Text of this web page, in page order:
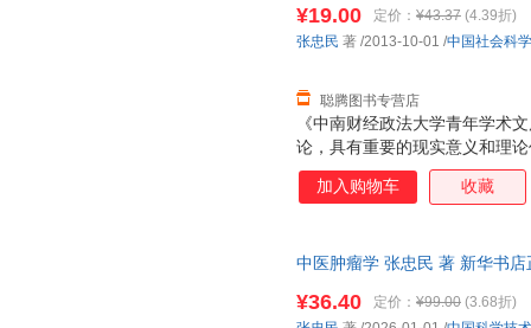
《中南财经政法大学青年学术
论，具有重要的现实意义和理
¥19.00 定价： ¥43.37 (4.39折)
聪腾图书专营店
张忠民 著 /2013-10-01 /中国社会科
加入购物车 收藏
中医肿瘤学 张忠民 著 新华书
¥36.40 定价： ¥99.00 (3.68折)